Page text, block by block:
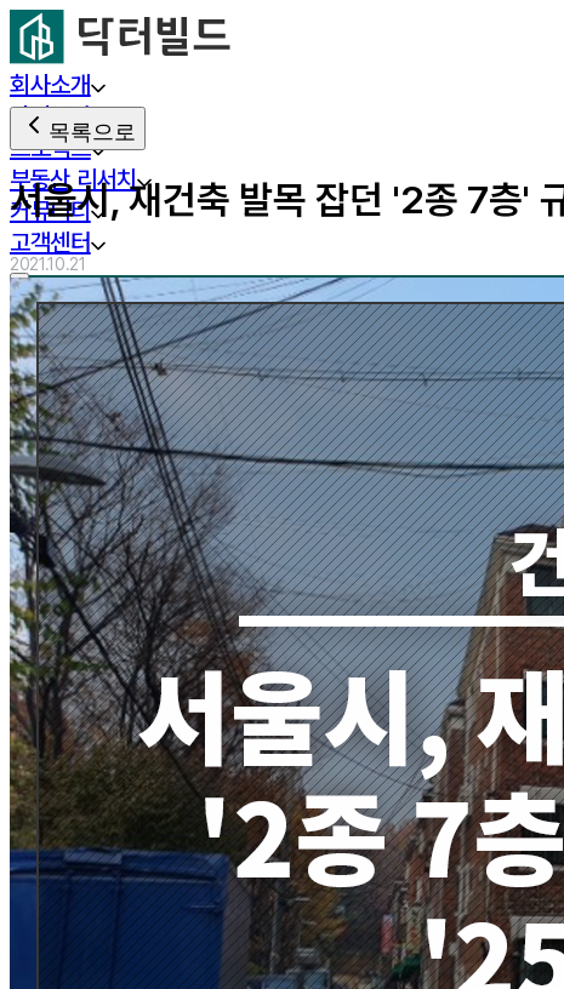
회사소개
사업분야
프로젝트
부동산 리서치
커뮤니티
고객센터
목록으로
서울시, 재건축 발목 잡던 '2종 7층'
2021.10.21